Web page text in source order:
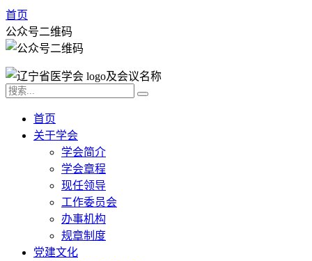
首页
公众号二维码
首页
关于学会
学会简介
学会章程
现任领导
工作委员会
办事机构
规章制度
党建文化